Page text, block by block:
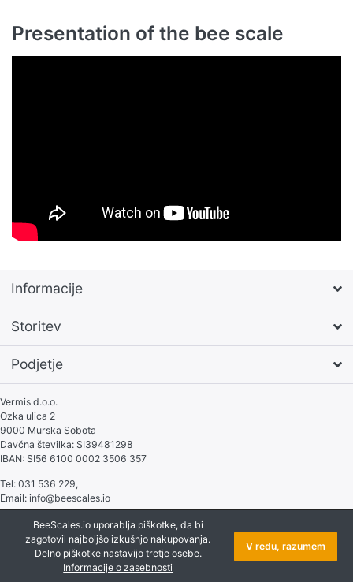
Presentation of the bee scale
Informacije
Storitev
Podjetje
Vermis d.o.o.
Ozka ulica 2
9000 Murska Sobota
Davčna številka: SI39481298
IBAN: SI56 6100 0002 3506 357
Tel: 031 536 229,
Email: info@beescales.io
* Vse cene Vključno z davkom, plus
stroški dostave
Onlineshop Software by SmartStore AG © 2026
Vse pravice pridržane
BeeScales.io uporablja piškotke, da bi
zagotovil najboljšo izkušnjo nakupovanja.
Delno piškotke nastavijo tretje osebe.
Informacije o zasebnosti
V redu, razumem